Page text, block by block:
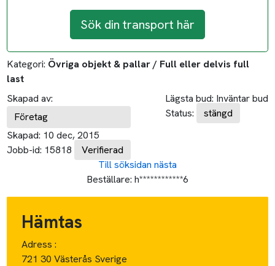
Sök din transport här
Kategori: Övriga objekt & pallar / Full eller delvis full
last
Skapad av:
Företag
Skapad: 10 dec, 2015
Jobb-id: 15818 Verifierad
Lägsta bud: Inväntar bud
Status:
stängd
Till söksidan nästa
Beställare: h************6
Hämtas
Adress :
721 30 Västerås Sverige